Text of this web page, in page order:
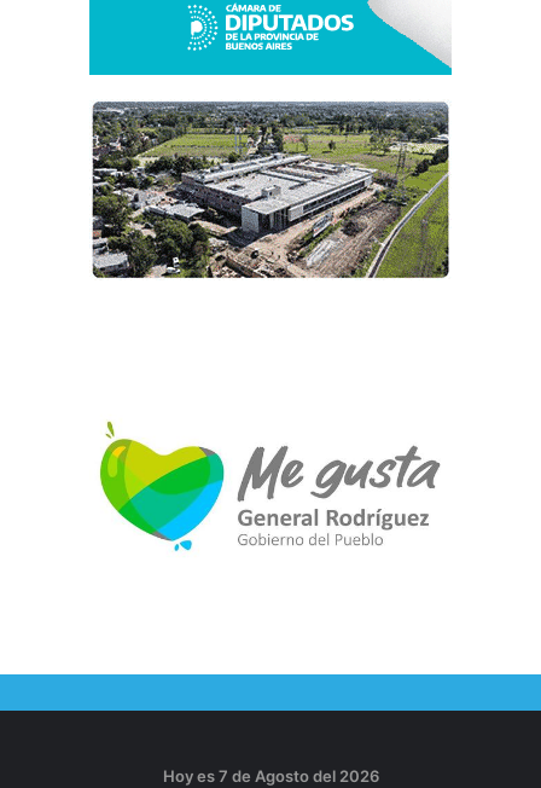
Hoy es 7 de Agosto del 2026